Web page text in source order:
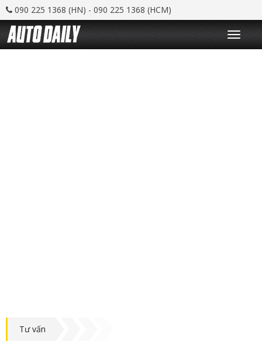
090 225 1368 (HN) - 090 225 1368 (HCM)
T
o
g
Tư vấn